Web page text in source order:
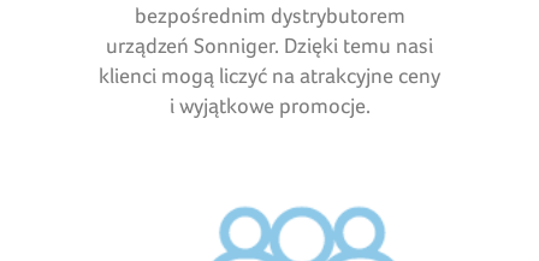
bezpośrednim dystrybutorem
urządzeń Sonniger. Dzięki temu nasi
klienci mogą liczyć na atrakcyjne ceny
i wyjątkowe promocje.